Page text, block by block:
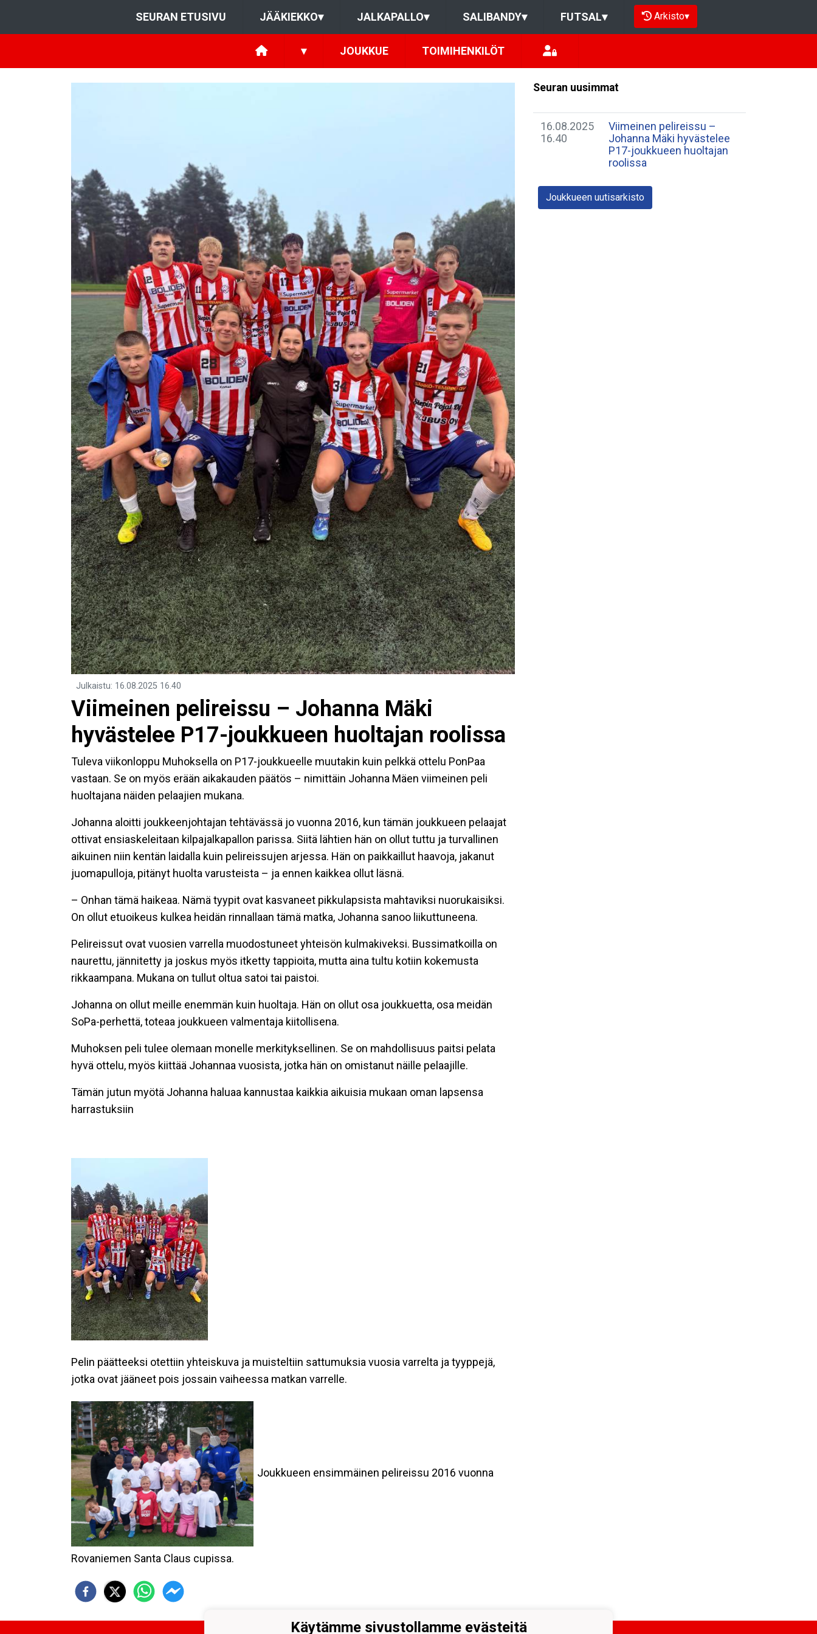
SEURAN ETUSIVU JÄÄKIEKKO▾ JALKAPALLO▾ SALIBANDY▾ FUTSAL▾ Arkisto▾
▾ JOUKKUE TOIMIHENKILÖT
Julkaistu: 16.08.2025 16.40
Viimeinen pelireissu – Johanna Mäki
hyvästelee P17-joukkueen huoltajan roolissa
Tuleva viikonloppu Muhoksella on P17-joukkueelle muutakin kuin pelkkä ottelu PonPaa
vastaan. Se on myös erään aikakauden päätös – nimittäin Johanna Mäen viimeinen peli
huoltajana näiden pelaajien mukana.
Johanna aloitti joukkeenjohtajan tehtävässä jo vuonna 2016, kun tämän joukkueen pelaajat
ottivat ensiaskeleitaan kilpajalkapallon parissa. Siitä lähtien hän on ollut tuttu ja turvallinen
aikuinen niin kentän laidalla kuin pelireissujen arjessa. Hän on paikkaillut haavoja, jakanut
juomapulloja, pitänyt huolta varusteista – ja ennen kaikkea ollut läsnä.
– Onhan tämä haikeaa. Nämä tyypit ovat kasvaneet pikkulapsista mahtaviksi nuorukaisiksi.
On ollut etuoikeus kulkea heidän rinnallaan tämä matka, Johanna sanoo liikuttuneena.
Pelireissut ovat vuosien varrella muodostuneet yhteisön kulmakiveksi. Bussimatkoilla on
naurettu, jännitetty ja joskus myös itketty tappioita, mutta aina tultu kotiin kokemusta
rikkaampana. Mukana on tullut oltua satoi tai paistoi.
Johanna on ollut meille enemmän kuin huoltaja. Hän on ollut osa joukkuetta, osa meidän
SoPa-perhettä, toteaa joukkueen valmentaja kiitollisena.
Muhoksen peli tulee olemaan monelle merkityksellinen. Se on mahdollisuus paitsi pelata
hyvä ottelu, myös kiittää Johannaa vuosista, jotka hän on omistanut näille pelaajille.
Tämän jutun myötä Johanna haluaa kannustaa kaikkia aikuisia mukaan oman lapsensa
harrastuksiin
Pelin päätteeksi otettiin yhteiskuva ja muisteltiin sattumuksia vuosia varrelta ja tyyppejä,
jotka ovat jääneet pois jossain vaiheessa matkan varrelle.
Joukkueen ensimmäinen pelireissu 2016 vuonna
Rovaniemen Santa Claus cupissa.
Seuran uusimmat
16.08.2025
16.40
Viimeinen pelireissu –
Johanna Mäki hyvästelee
P17-joukkueen huoltajan
roolissa
Joukkueen uutisarkisto
Käytämme sivustollamme evästeitä